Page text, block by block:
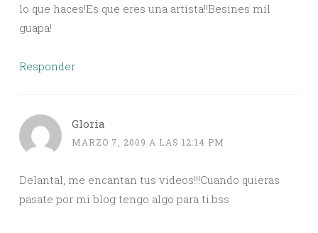
lo que haces!Es que eres una artista!!Besines mil
guapa!
Responder
Gloria
MARZO 7, 2009 A LAS 12:14 PM
Delantal, me encantan tus videos!!!Cuando quieras
pasate por mi blog tengo algo para ti.bss